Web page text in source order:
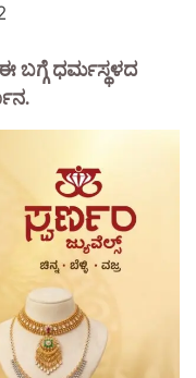
ಬಗ್ಗೆ ಧರ್ಮಸ್ಥಳದ